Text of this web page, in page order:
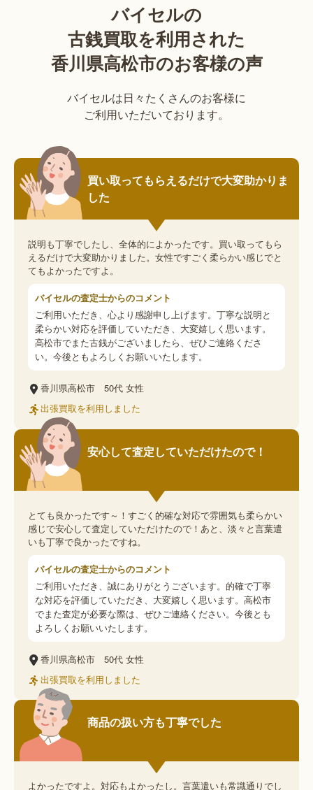
バイセルの
古銭買取を利用された
香川県高松市のお客様の声
バイセルは日々たくさんのお客様に
ご利用いただいております。
買い取ってもらえるだけで大変助かりま
した
説明も丁寧でしたし、全体的によかったです。買い取ってもら
えるだけで大変助かりました。女性ですごく柔らかい感じでと
てもよかったですよ。
バイセルの査定士からのコメント
ご利用いただき、心より感謝申し上げます。丁寧な説明と
柔らかい対応を評価していただき、大変嬉しく思います。
高松市でまた古銭がございましたら、ぜひご連絡くださ
い。今後ともよろしくお願いいたします。
香川県高松市 50代 女性
出張買取を利用しました
安心して査定していただけたので！
とても良かったです～！すごく的確な対応で雰囲気も柔らかい
感じで安心して査定していただけたので！あと、淡々と言葉遣
いも丁寧で良かったですね。
バイセルの査定士からのコメント
ご利用いただき、誠にありがとうございます。的確で丁寧
な対応を評価していただき、大変嬉しく思います。高松市
でまた査定が必要な際は、ぜひご連絡ください。今後とも
よろしくお願いいたします。
香川県高松市 50代 女性
出張買取を利用しました
商品の扱い方も丁寧でした
よかったですよ。対応もよかったし。言葉遣いも常識通りでし